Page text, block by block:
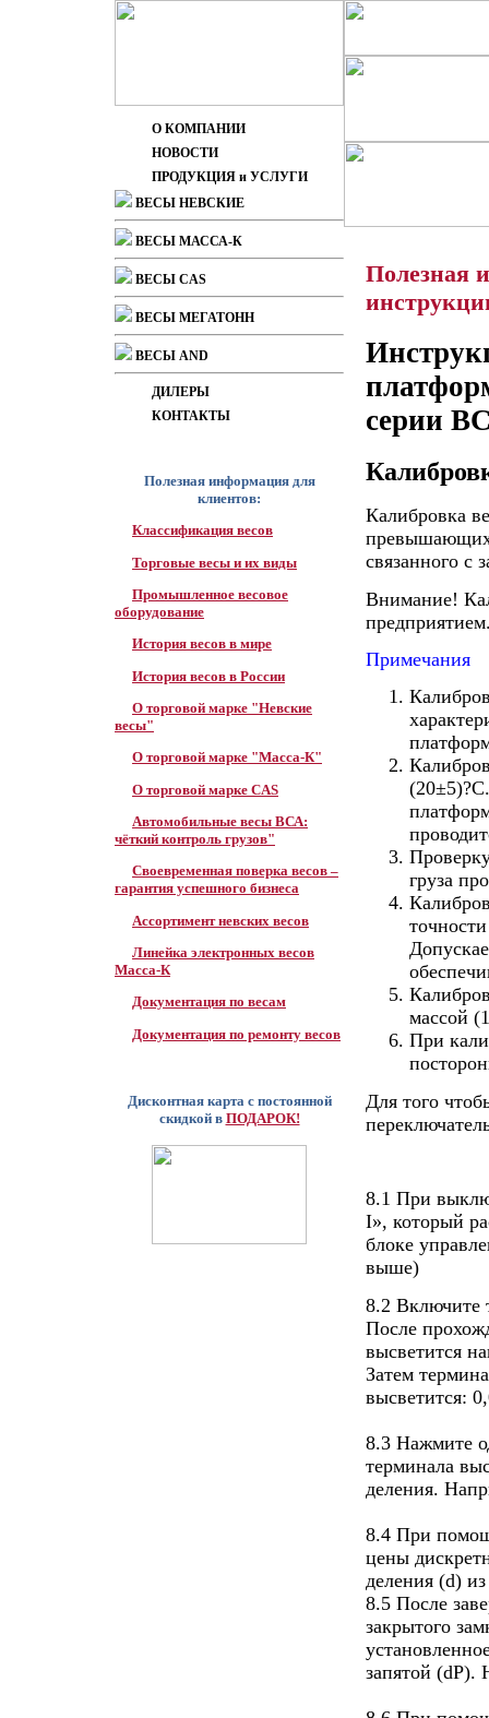
О КОМПАНИИ
НОВОСТИ
ПРОДУКЦИЯ и УСЛУГИ
ВЕСЫ НЕВСКИЕ
ВЕСЫ МАССА-К
ВЕСЫ CAS
ВЕСЫ МЕГАТОНН
ВЕСЫ AND
ДИЛЕРЫ
КОНТАКТЫ
Полезная информация для
клиентов:
Классификация весов
Торговые весы и их виды
Промышленное весовое
оборудование
История весов в мире
История весов в России
О торговой марке "Невские
весы"
О торговой марке "Масса-К"
О торговой марке CAS
Автомобильные весы ВСА:
чёткий контроль грузов"
Своевременная поверка весов –
гарантия успешного бизнеса
Ассортимент невских весов
Линейка электронных весов
Масса-К
Документация по весам
Документация по ремонту весов
Дисконтная карта с постоянной
скидкой в ПОДАРОК!
Полезная
серии
Калибровка
превышающих
связанного с
Внимание!
Примечания
груза
массой
При
Для того
8.1 При
I», который
блоке
выше)
8.2 Включите
После
высветится
Затем
высветится:
8.3 Нажмите
терминала
деления.
8.4 При
цены
деления (d)
8.5 После
закрытого
запятой (dP).